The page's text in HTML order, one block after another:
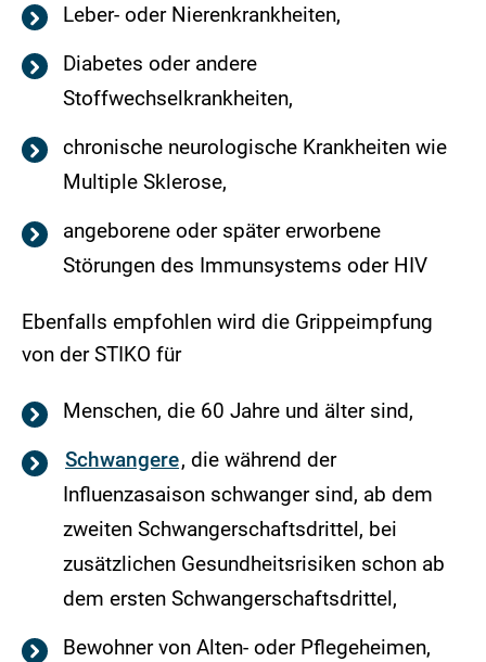
Leber- oder Nierenkrankheiten,
Diabetes oder andere
Stoffwechselkrankheiten,
chronische neurologische Krankheiten wie
Multiple Sklerose,
angeborene oder später erworbene
Störungen des Immunsystems oder HIV
Ebenfalls empfohlen wird die Grippeimpfung
von der STIKO für
Menschen, die 60 Jahre und älter sind,
Schwangere, die während der
Influenzasaison schwanger sind, ab dem
zweiten Schwangerschaftsdrittel, bei
zusätzlichen Gesundheitsrisiken schon ab
dem ersten Schwangerschaftsdrittel,
Bewohner von Alten- oder Pflegeheimen,